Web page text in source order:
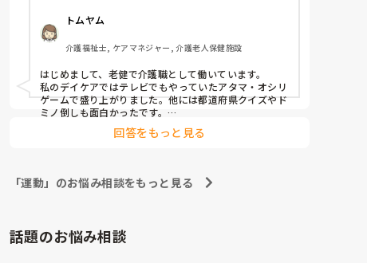
トムヤム
介護福祉士, ケアマネジャー, 介護老人保健施設
はじめまして、老健で介護職として働いています。
私のデイケアではテレビでもやっていたアタマ・オシリ
ゲームで盛り上がりました。他には都道府県クイズやド
ミノ倒しも面白かったです。
あと、早口言葉や発声練習なども面白かったです。
参考になれば幸いです。回答をもっと見る
「運動」のお悩み相談をもっと見る
話題のお悩み相談